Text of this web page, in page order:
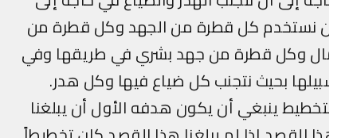
نستخدم كل قطرة من الجهد وكل قطرة من
وكل قطرة من جهد بشري في طريقها وفي
بحيث نتجنب كل ضياع فيها وكل هدر.
ينبغي أن يكون هدفه الأول أن يبلغنا